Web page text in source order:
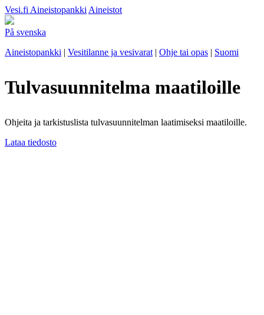
Vesi.fi Aineistopankki Aineistot
På svenska
Aineistopankki | Vesitilanne ja vesivarat | Ohje tai opas | Suomi
Tulvasuunnitelma maatiloille
Ohjeita ja tarkistuslista tulvasuunnitelman laatimiseksi maatiloille.
Lataa tiedosto